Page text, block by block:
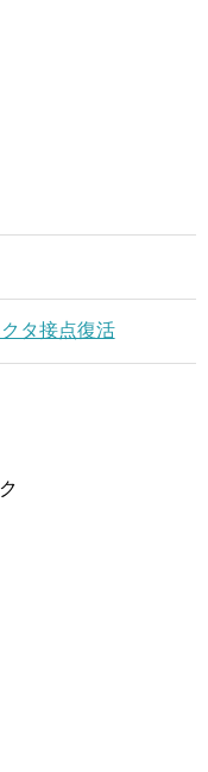
タ接点復活